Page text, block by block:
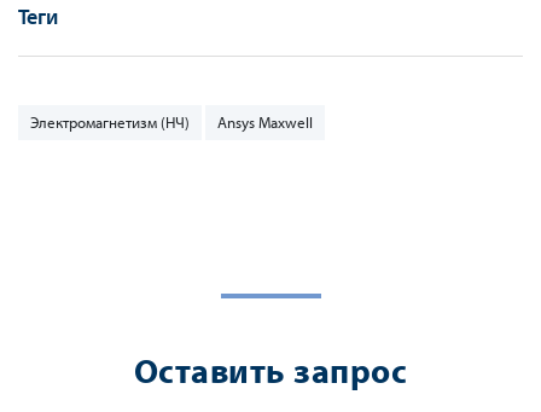
Теги
Электромагнетизм (НЧ) Ansys Maxwell
Оставить запрос